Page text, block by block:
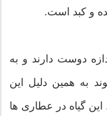
و کبد است.
دوست دارند و به
به همین دلیل این
گیاه در عطاری ها